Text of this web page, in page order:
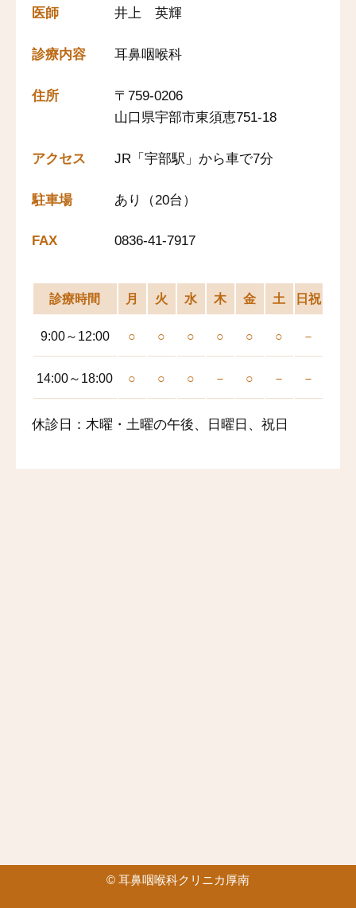
医師 井上 英輝
診療内容 耳鼻咽喉科
住所
〒759-0206
山口県宇部市東須恵751-18
アクセス JR「宇部駅」から車で7分
駐車場 あり（20台）
FAX 0836-41-7917
診療時間 月 火 水 木 金 土 日祝
9:00～12:00 ○ ○ ○ ○ ○ ○ －
14:00～18:00 ○ ○ ○ － ○ － －
休診日：木曜・土曜の午後、日曜日、祝日
© 耳鼻咽喉科クリニカ厚南